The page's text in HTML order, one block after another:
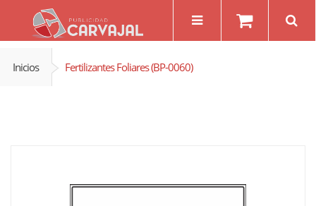
Inicios Fertilizantes Foliares (BP-0060)